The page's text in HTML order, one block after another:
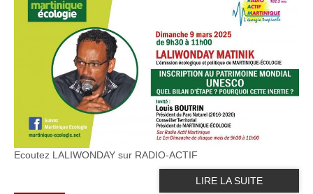
Ecoutez LALIWONDAY sur RADIO-ACTIF
LIRE LA SUITE